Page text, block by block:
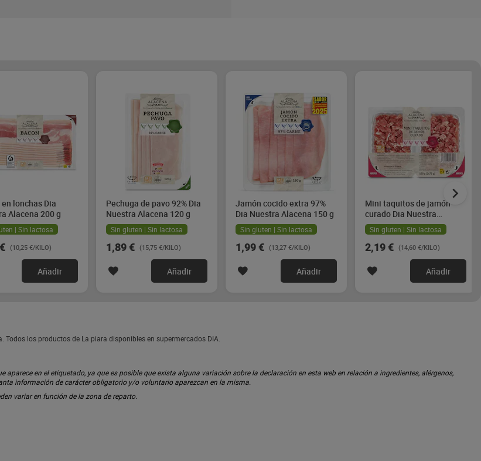
en lonchas Dia
Alacena 200 g
| Sin lactosa
(10,25 €/KILO)
Añadir
Pechuga de pavo 92% Dia
Nuestra Alacena 120 g
Sin gluten | Sin lactosa
1,89 € (15,75 €/KILO)
Añadir
Jamón cocido extra 97%
Dia Nuestra Alacena 150 g
Sin gluten | Sin lactosa
1,99 € (13,27 €/KILO)
Añadir
Mini taquitos de jamón
curado Dia Nuestra
Alacena 2 x 75 g
Sin gluten | Sin lactosa
2,19 € (14,60 €/KILO)
Añadir
los productos de La piara disponibles en supermercados DIA.
en el etiquetado, ya que es posible que exista alguna variación sobre la declaración en esta web en relación a ingredientes, alérgenos,
información de carácter obligatorio y/o voluntario aparezcan en la misma.
variar en función de la zona de reparto.